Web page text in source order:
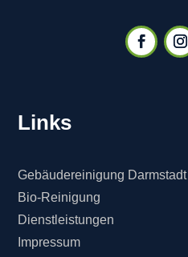
Links
Gebäudereinigung Darmstadt
Bio-Reinigung
Dienstleistungen
Impressum